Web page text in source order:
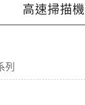
高速掃描機
列